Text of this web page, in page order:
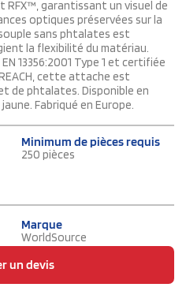
garantissant un visuel de
optiques préservées sur la
sans phtalates est
la flexibilité du matériau.
13356:2001 Type 1 et certifiée
cette attache est
de phtalates. Disponible en
Fabriqué en Europe.
Minimum de pièces requis
250 pièces
Marque
WorldSource
un devis